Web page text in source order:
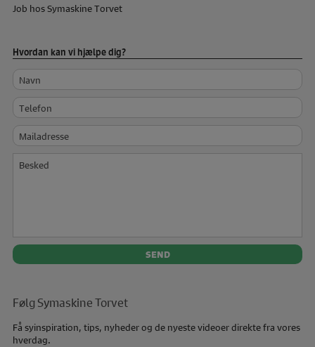
Job hos Symaskine Torvet
Hvordan kan vi hjælpe dig?
Navn
Telefon
Mailadresse
Besked
Følg Symaskine Torvet
Få syinspiration, tips, nyheder og de nyeste videoer direkte fra vores
hverdag.